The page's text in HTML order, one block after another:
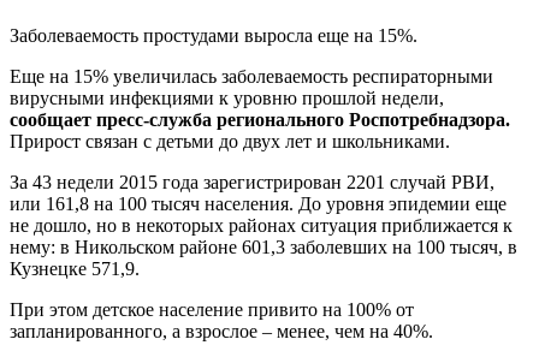
Заболеваемость простудами выросла еще на 15%.
Еще на 15% увеличилась заболеваемость респираторными
вирусными инфекциями к уровню прошлой недели,
сообщает пресс-служба регионального Роспотребнадзора.
Прирост связан с детьми до двух лет и школьниками.
За 43 недели 2015 года зарегистрирован 2201 случай РВИ,
или 161,8 на 100 тысяч населения. До уровня эпидемии еще
не дошло, но в некоторых районах ситуация приближается к
нему: в Никольском районе 601,3 заболевших на 100 тысяч, в
Кузнецке 571,9.
При этом детское население привито на 100% от
запланированного, а взрослое – менее, чем на 40%.